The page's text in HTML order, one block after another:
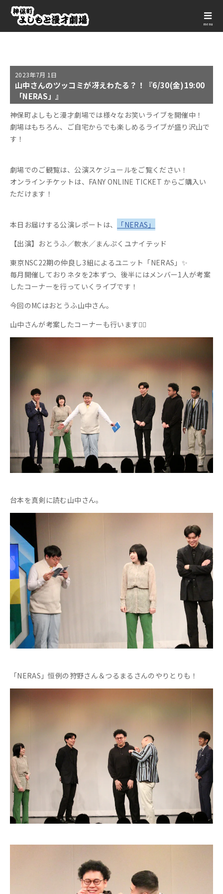
menu
2023年7月 1日
山中さんのツッコミが冴えわたる？！『6/30(金)19:00
「NERAS」』
神保町よしもと漫才劇場では様々なお笑いライブを開催中！
劇場はもちろん、ご自宅からでも楽しめるライブが盛り沢山で
す！
劇場でのご観覧は、公演スケジュールをご覧ください！
オンラインチケットは、FANY ONLINE TICKET からご購入い
ただけます！
本日お届けする公演レポートは、
「NERAS」
【出演】おとうふ／軟水／まんぷくユナイテッド
東京NSC22期の仲良し3組によるユニット「NERAS」✨
毎月開催しておりネタを2本ずつ、後半にはメンバー1人が考案
したコーナーを行っていくライブです！
今回のMCはおとうふ山中さん。
山中さんが考案したコーナーも行います🙆‍♀️
台本を真剣に読む山中さん。
「NERAS」恒例の狩野さん＆つるまるさんのやりとりも！